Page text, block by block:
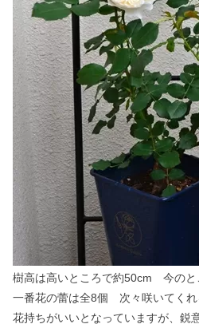
樹高は高いところで約50cm 今のと
一番花の蕾は全8個 次々咲いてくれ
花持ちがいいとなっていますが、鋭